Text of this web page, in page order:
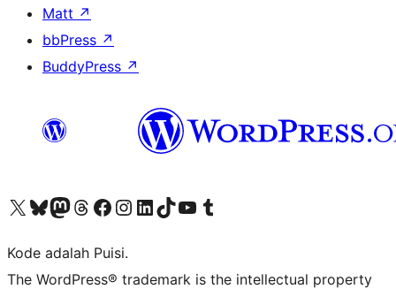
Matt ↗
bbPress ↗
BuddyPress ↗
Kunjungi akun X (sebelumnya Twitter) kamiVisit our Bluesky account
Kunjungi akun Mastodon kami
Visit our Threads account
Kunjungi halaman Facebook kamiKunjungi akun Instagram kamiKunjungi akun LinkedIn kami
Visit our TikTok account
Kunjungi channel YouTube kamiVisit our Tumblr account
Kode adalah Puisi.
The WordPress® trademark is the intellectual property